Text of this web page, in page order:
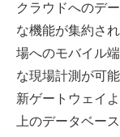
クラウドへのデ
な機能が集約さ
場へのモバイル
な現場計測が可
新ゲートウェイ
上のデータベー